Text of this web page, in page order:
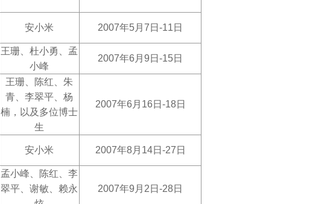
安小米 2007年5月 7 日-11 日
王珊、杜小勇、孟
小峰
2007年6月9日-15日
王珊、陈红、朱
青、李翠平、杨
楠，以及多位博士
生
2007年6月16 日-18日
安小米 2007年8月14日-27 日
孟小峰、陈红、李
翠平、谢敏、赖永
2007年9月2日-28日